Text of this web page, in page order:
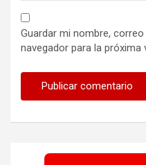
Guardar mi nombre,
navegador para la